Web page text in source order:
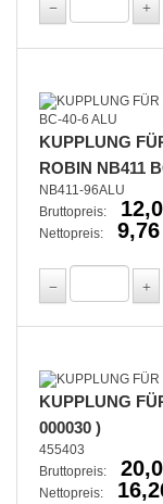
KUPPLUNG
ROBIN NB411
NB411-96ALU
Bruttopreis:
Nettopreis:
KUPPLUNG
000030 )
455403
Bruttopreis:
Nettopreis: